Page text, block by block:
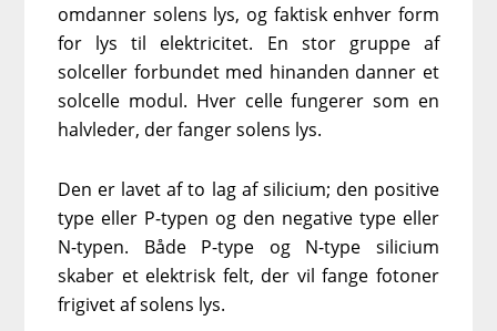
omdanner solens lys, og faktisk enhver form
for lys til elektricitet. En stor gruppe af
solceller forbundet med hinanden danner et
solcelle modul. Hver celle fungerer som en
halvleder, der fanger solens lys.
Den er lavet af to lag af silicium; den positive
type eller P-typen og den negative type eller
N-typen. Både P-type og N-type silicium
skaber et elektrisk felt, der vil fange fotoner
frigivet af solens lys.